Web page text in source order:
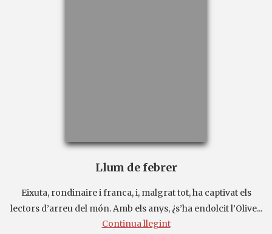
Llum de febrer
Eixuta, rondinaire i franca, i, malgrat tot, ha captivat els
lectors d’arreu del món. Amb els anys, ¿s’ha endolcit l’Olive...
Continua llegint